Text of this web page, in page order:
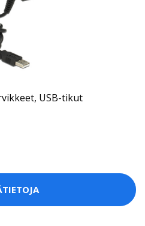
, USB-tikut